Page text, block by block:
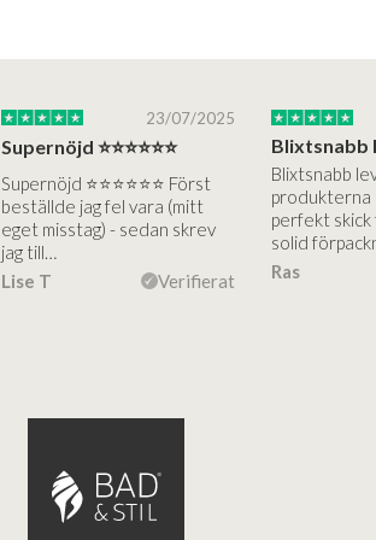
23/07/2025
Supernöjd ⭐️⭐️⭐️⭐️⭐️⭐️
Supernöjd ⭐️⭐️⭐️⭐️⭐️⭐️ Först
beställde jag fel vara (mitt
eget misstag) - sedan skrev
jag till…
Lise T
Verifierat
Blixtsnabb
produkterna
perfekt
solid
Ras